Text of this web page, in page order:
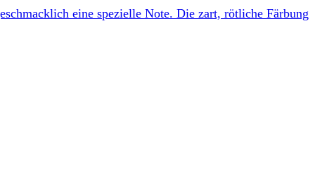
eine spezielle Note. Die zart, rötliche Färbung